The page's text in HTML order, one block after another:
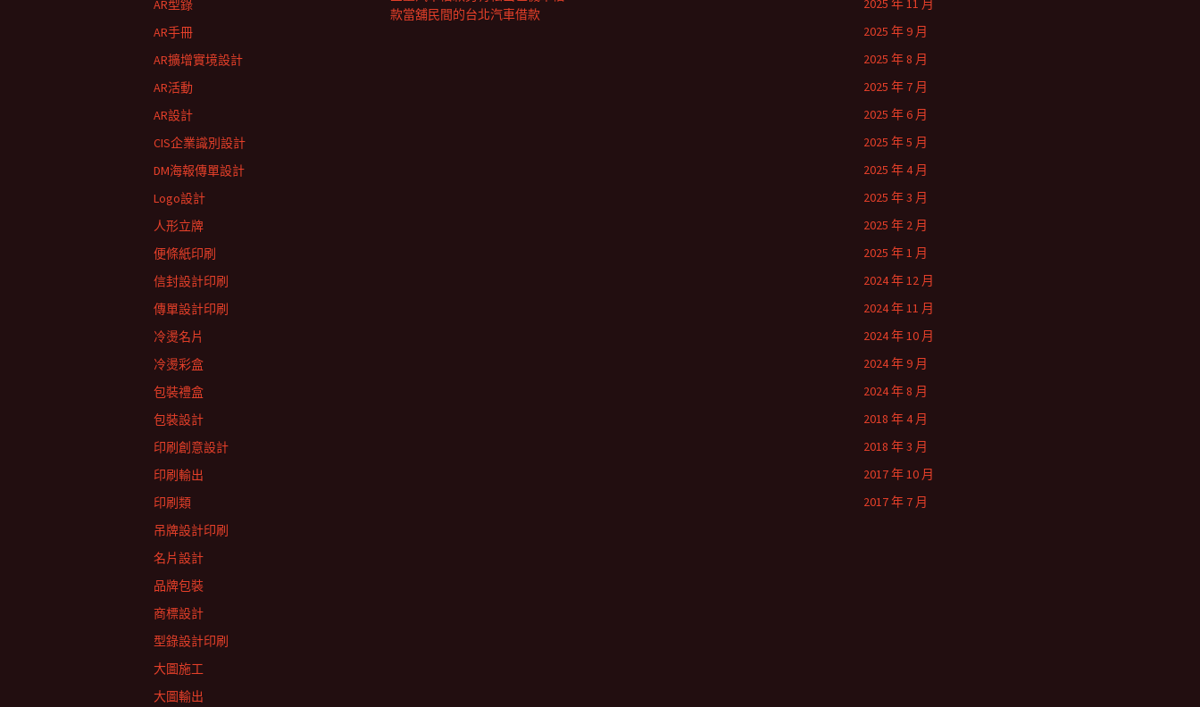
款當舖民間的台北汽車借款
2025 年 11 月
2025 年 9 月
2025 年 8 月
2025 年 7 月
2025 年 6 月
2025 年 5 月
2025 年 4 月
2025 年 3 月
2025 年 2 月
2025 年 1 月
2024 年 12 月
2024 年 11 月
2024 年 10 月
2024 年 9 月
2024 年 8 月
2018 年 4 月
2018 年 3 月
2017 年 10 月
2017 年 7 月
AR型錄
AR手冊
AR擴增實境設計
AR活動
AR設計
CIS企業識別設計
DM海報傳單設計
Logo設計
人形立牌
便條紙印刷
信封設計印刷
傳單設計印刷
冷燙名片
冷燙彩盒
包裝禮盒
包裝設計
印刷創意設計
印刷輸出
印刷類
吊牌設計印刷
名片設計
品牌包裝
商標設計
型錄設計印刷
大圖施工
大圖輸出